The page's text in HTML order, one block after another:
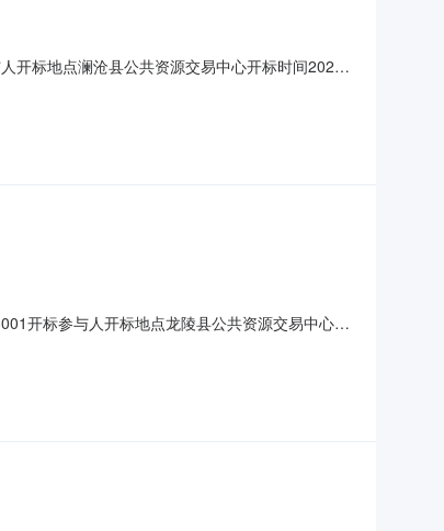
开标地点澜沧县公共资源交易中心开标时间2021-
开标参与人开标地点龙陵县公共资源交易中心开